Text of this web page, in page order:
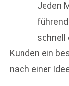
Jeden
schnell
Kunden ein
nach einer